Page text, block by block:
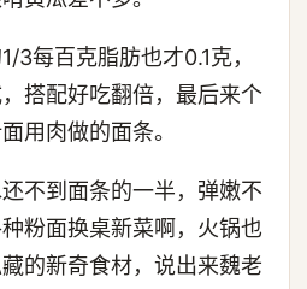
3每百克脂肪也才0.1克，
搭配好吃翻倍，最后来个
用肉做的面条。
不到面条的一半，弹嫩不
粉面换桌新菜啊，火锅也
的新奇食材，说出来魏老